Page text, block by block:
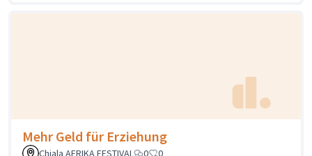
Mehr Geld für Erziehung
Chiala AFRIKA FESTIVAL 0 0